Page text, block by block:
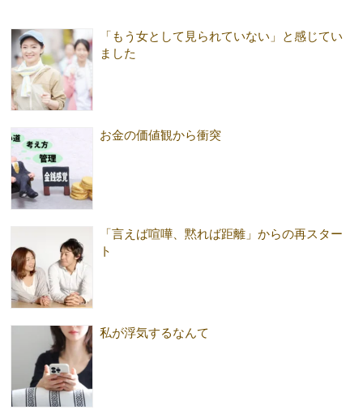
「もう女として見られていない」と感じてい
ました
お金の価値観から衝突
「言えば喧嘩、黙れば距離」からの再スター
ト
私が浮気するなんて